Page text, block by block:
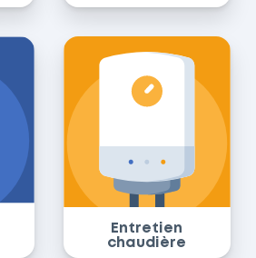
Entretien
chaudière